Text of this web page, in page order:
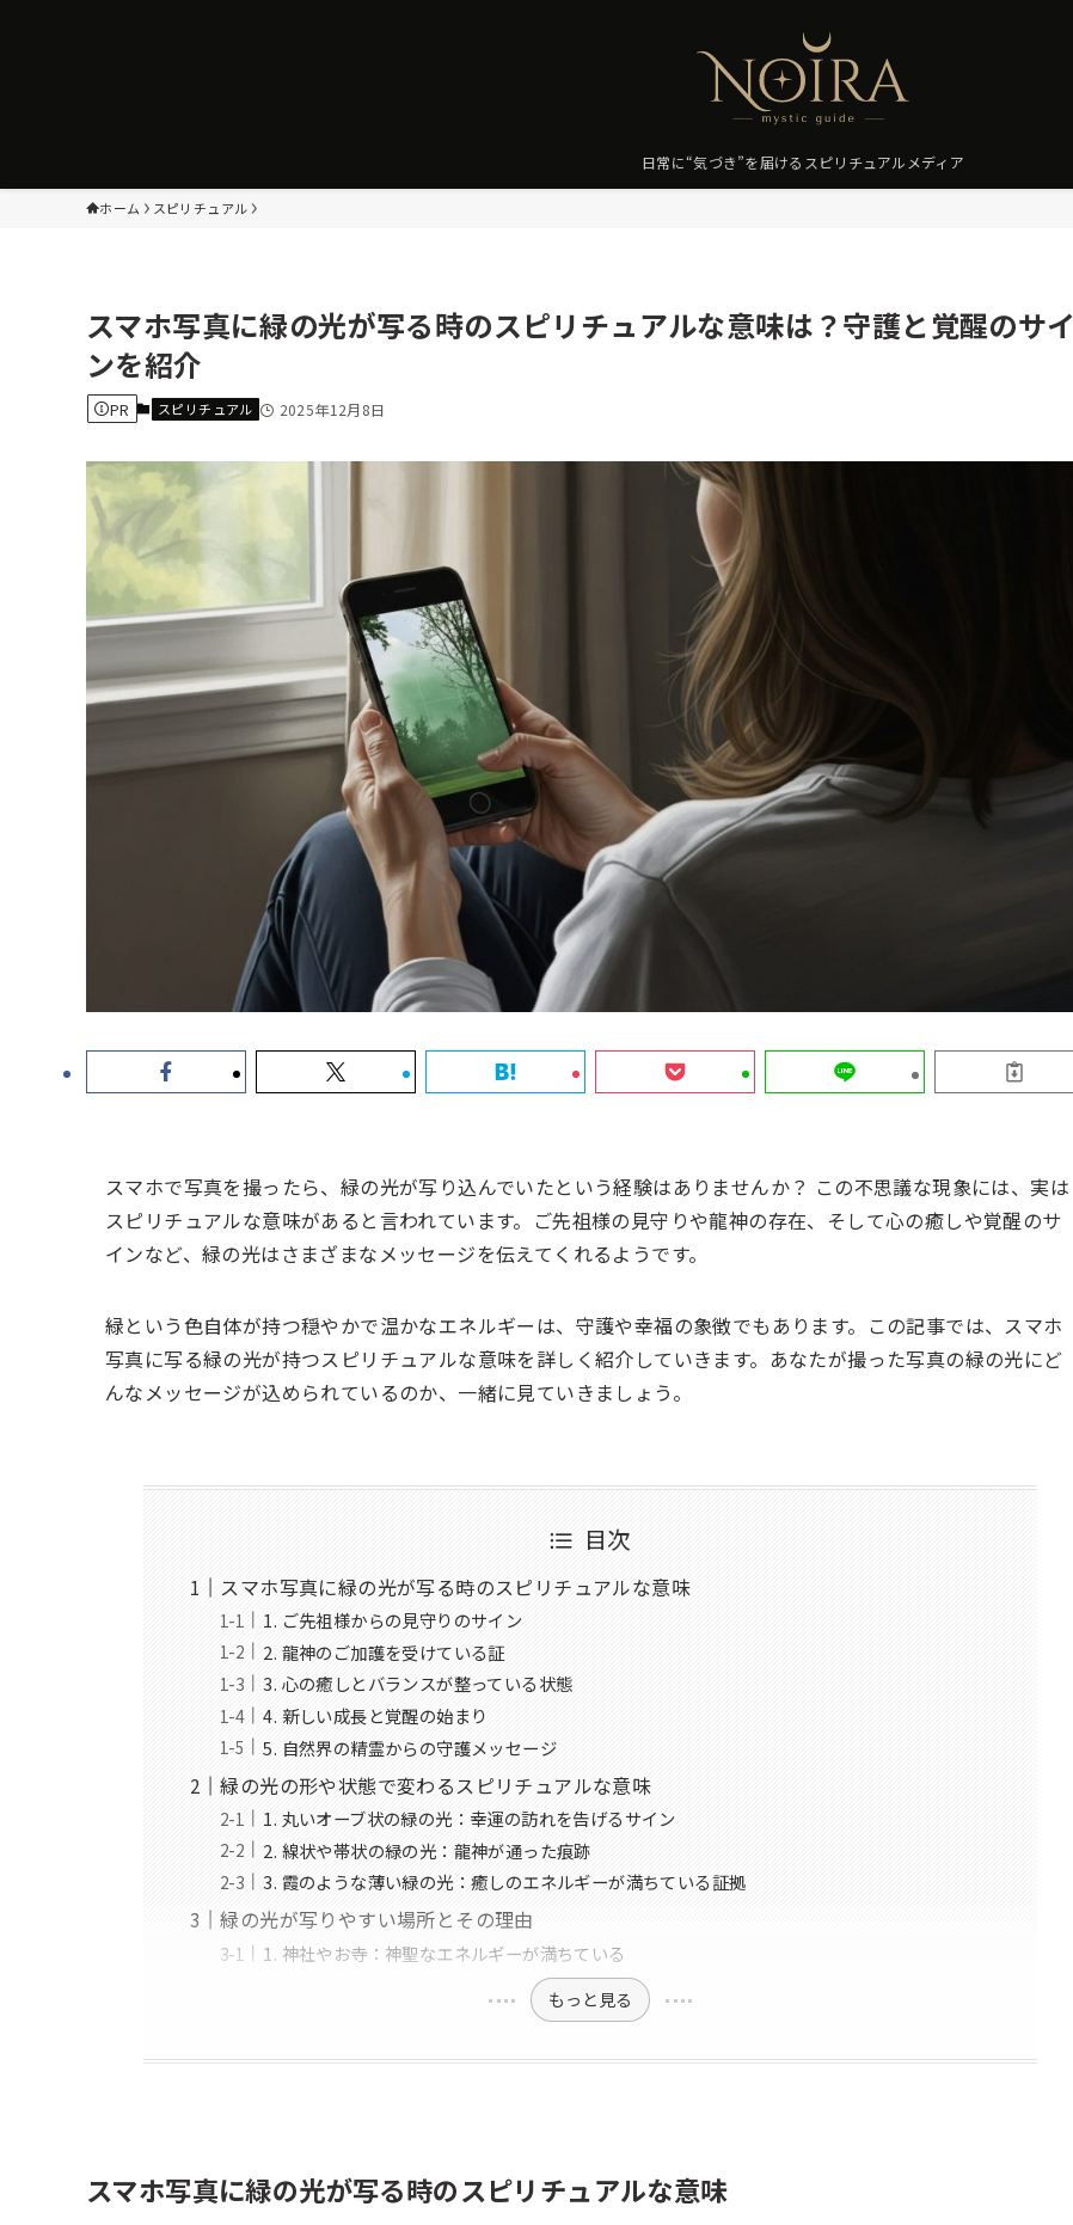
日常に“気づき”を届けるスピリチュアルメディア
ホーム スピリチュアル
スマホ写真に緑の光が写る時のスピリチュアルな意味は？守護と覚醒のサイ
ンを紹介
PR スピリチュアル 2025年12月8日
スマホで写真を撮ったら、緑の光が写り込んでいたという経験はありませんか？ この不思議な現象には、実は
スピリチュアルな意味があると言われています。ご先祖様の見守りや龍神の存在、そして心の癒しや覚醒のサ
インなど、緑の光はさまざまなメッセージを伝えてくれるようです。
緑という色自体が持つ穏やかで温かなエネルギーは、守護や幸福の象徴でもあります。この記事では、スマホ
写真に写る緑の光が持つスピリチュアルな意味を詳しく紹介していきます。あなたが撮った写真の緑の光にど
んなメッセージが込められているのか、一緒に見ていきましょう。
目次
スマホ写真に緑の光が写る時のスピリチュアルな意味
1. ご先祖様からの見守りのサイン
2. 龍神のご加護を受けている証
3. 心の癒しとバランスが整っている状態
4. 新しい成長と覚醒の始まり
5. 自然界の精霊からの守護メッセージ
緑の光の形や状態で変わるスピリチュアルな意味
1. 丸いオーブ状の緑の光：幸運の訪れを告げるサイン
2. 線状や帯状の緑の光：龍神が通った痕跡
3. 霞のような薄い緑の光：癒しのエネルギーが満ちている証拠
緑の光が写りやすい場所とその理由
1. 神社やお寺：神聖なエネルギーが満ちている
もっと見る
スマホ写真に緑の光が写る時のスピリチュアルな意味